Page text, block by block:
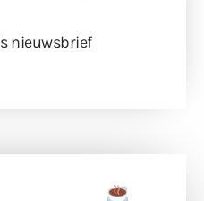
nieuwsbrief